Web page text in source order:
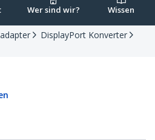
Wer sind wir? Wissen
DisplayPort Konverter